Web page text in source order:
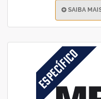
SAIBA